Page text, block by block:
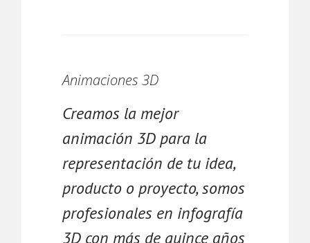
Animaciones 3D
Creamos la mejor
animación 3D para la
representación de tu idea,
producto o proyecto, somos
profesionales en infografía
3D con más de quince años